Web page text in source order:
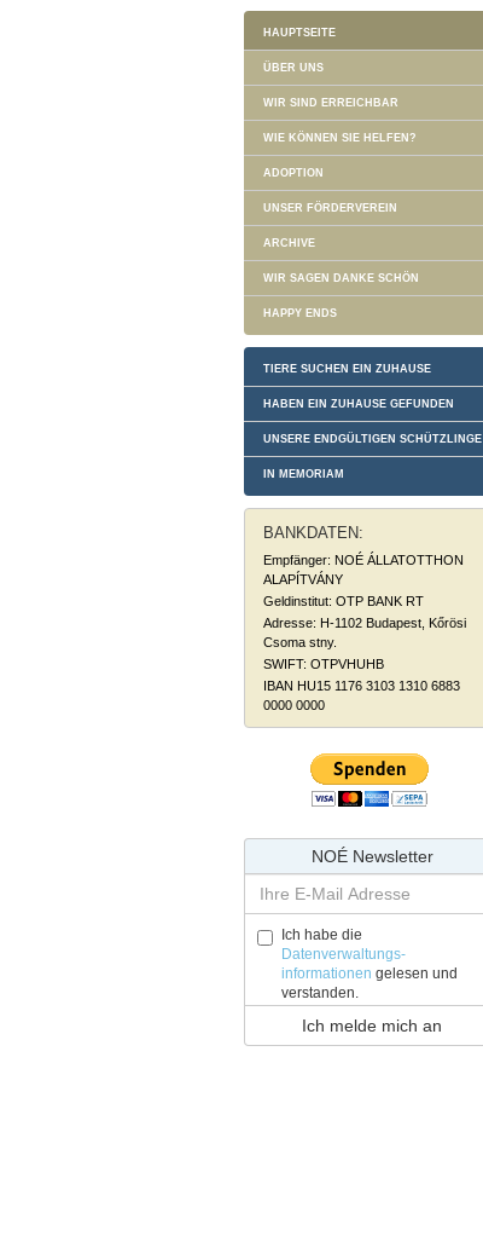
HAUPTSEITE
ÜBER UNS
WIR SIND ERREICHBAR
WIE KÖNNEN SIE HELFEN?
ADOPTION
UNSER FÖRDERVEREIN
ARCHIVE
WIR SAGEN DANKE SCHÖN
HAPPY ENDS
TIERE SUCHEN EIN ZUHAUSE
HABEN EIN ZUHAUSE GEFUNDEN
UNSERE ENDGÜLTIGEN SCHÜTZLINGE
IN MEMORIAM
BANKDATEN:
Empfänger: NOÉ ÁLLATOTTHON
ALAPÍTVÁNY
Geldinstitut: OTP BANK RT
Adresse: H-1102 Budapest, Kőrösi
Csoma stny.
SWIFT: OTPVHUHB
IBAN HU15 1176 3103 1310 6883
0000 0000
NOÉ Newsletter
Ich habe die
Datenverwaltungs-
informationen gelesen und
verstanden.